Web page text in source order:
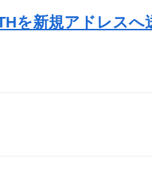
を新規アドレスへ